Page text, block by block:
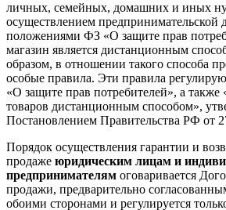
личных, семейных, домашних и иных
осуществлением предпринимательской
положениями ФЗ «О защите прав
магазин является дистанционным
образом, в отношении такого способа
особые правила. Эти правила
«О защите прав потребителей», а
товаров дистанционным способом»,
Постановлением Правительства РФ от
Порядок осуществления гарантии и
продаже юридическим лицам и
предпринимателям оговаривается
продажи, предварительно
обоими сторонами и регулируется